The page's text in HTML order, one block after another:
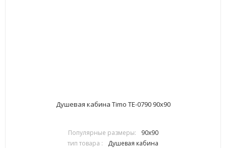
Душевая кабина Timo TE-0790 90х90
Популярные размеры:
90х90
тип товара :
Душевая кабина